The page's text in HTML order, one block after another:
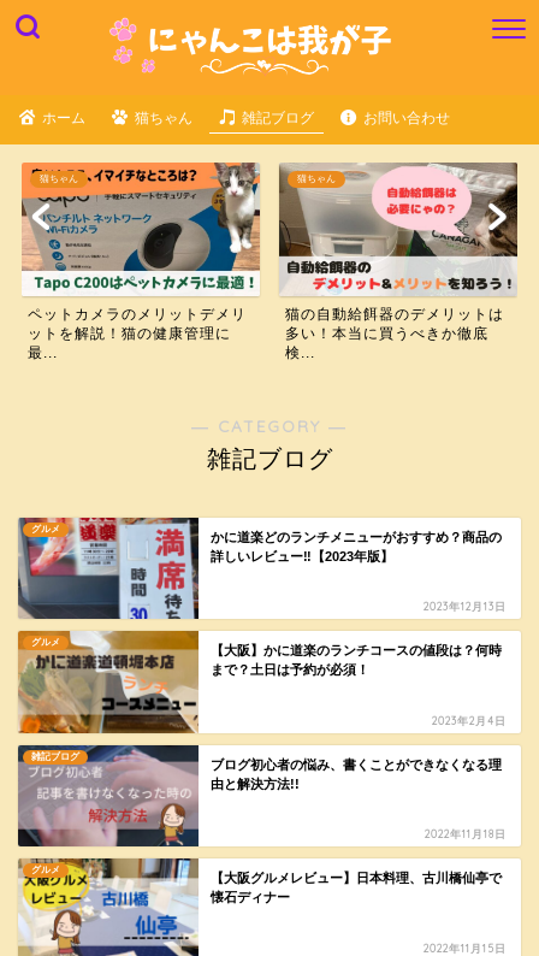
ホーム 猫ちゃん 雑記ブログ お問い合わせ
猫ちゃん
ペットカメラのメリットデメリ
ットを解説！猫の健康管理に
最...
猫ちゃん
猫の自動給餌器のデメリットは
多い！本当に買うべきか徹底
検...
― CATEGORY ―
雑記ブログ
グルメ
かに道楽どのランチメニューがおすすめ？商品の
詳しいレビュー‼【2023年版】
2023年12月13日
グルメ
【大阪】かに道楽のランチコースの値段は？何時
まで？土日は予約が必須！
2023年2月4日
雑記ブログ
ブログ初心者の悩み、書くことができなくなる理
由と解決方法!!
2022年11月18日
グルメ
【大阪グルメレビュー】日本料理、古川橋仙亭で
懐石ディナー
2022年11月15日